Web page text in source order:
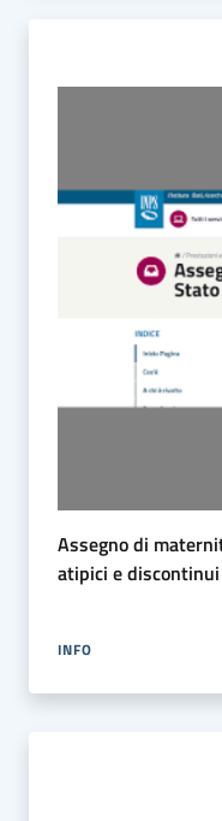
Assegno di
atipici e discontinui
INFO